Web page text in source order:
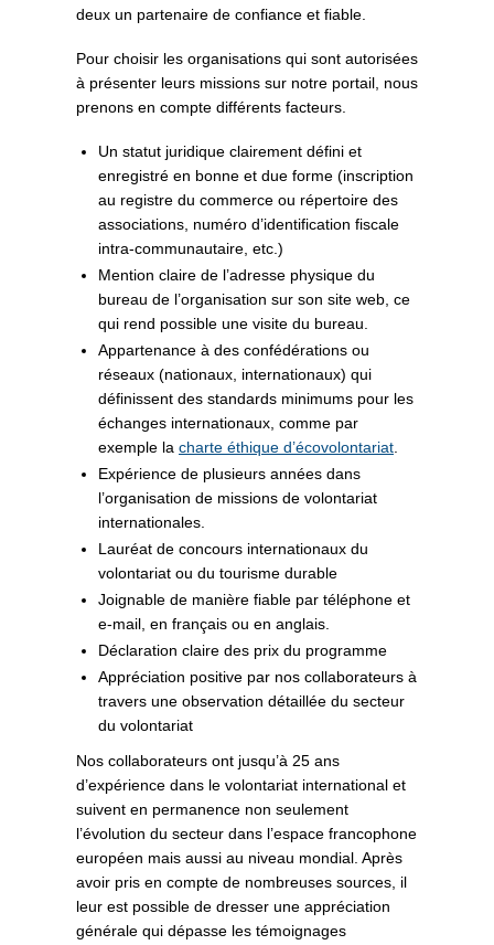
deux un partenaire de confiance et fiable.
Pour choisir les organisations qui sont autorisées
à présenter leurs missions sur notre portail, nous
prenons en compte différents facteurs.
Un statut juridique clairement défini et
enregistré en bonne et due forme (inscription
au registre du commerce ou répertoire des
associations, numéro d’identification fiscale
intra-communautaire, etc.)
Mention claire de l’adresse physique du
bureau de l’organisation sur son site web, ce
qui rend possible une visite du bureau.
Appartenance à des confédérations ou
réseaux (nationaux, internationaux) qui
définissent des standards minimums pour les
échanges internationaux, comme par
exemple la charte éthique d’écovolontariat
Expérience de plusieurs années dans
l’organisation de missions de volontariat
internationales.
Lauréat de concours internationaux du
volontariat ou du tourisme durable
Joignable de manière fiable par téléphone et
e-mail, en français ou en anglais.
Déclaration claire des prix du programme
Appréciation positive par nos collaborateurs à
travers une observation détaillée du secteur
du volontariat
Nos collaborateurs ont jusqu’à 25 ans
d’expérience dans le volontariat international et
suivent en permanence non seulement
l’évolution du secteur dans l’espace francophone
européen mais aussi au niveau mondial. Après
avoir pris en compte de nombreuses sources, il
leur est possible de dresser une appréciation
générale qui dépasse les témoignages